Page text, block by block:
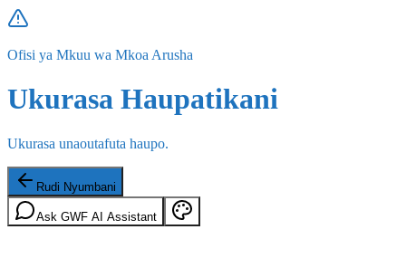
Ofisi ya Mkuu wa Mkoa Arusha
Ukurasa Haupatikani
Ukurasa unaoutafuta haupo.
Rudi Nyumbani
Ask GWF AI Assistant